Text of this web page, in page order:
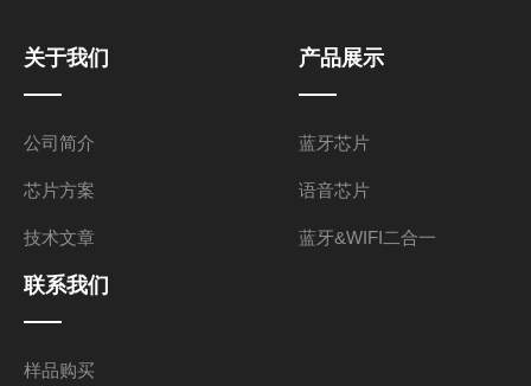
关于我们
公司简介
芯片方案
技术文章
产品展示
蓝牙芯片
语音芯片
蓝牙&WIFI二合一
联系我们
样品购买